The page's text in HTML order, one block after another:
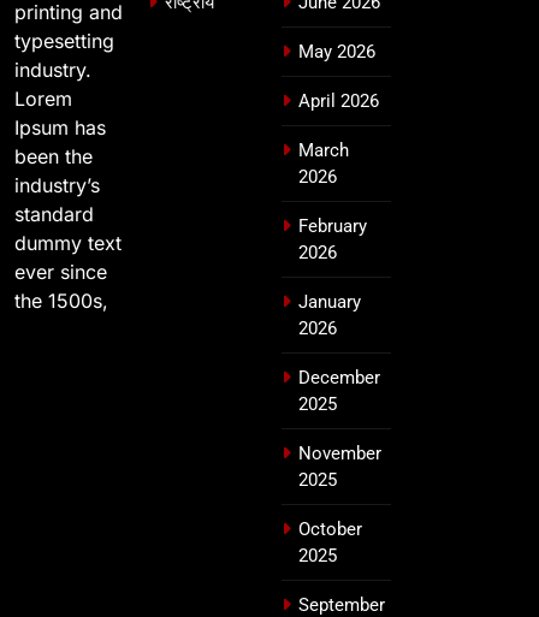
printing and
typesetting
industry.
Lorem
Ipsum has
been the
industry’s
standard
dummy text
ever since
the 1500s,
May 2026
April 2026
March
2026
February
2026
January
2026
December
2025
November
2025
October
2025
September